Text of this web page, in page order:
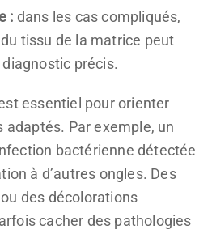
: dans les cas compliqués,
tissu de la matrice peut
précis.
essentiel pour orienter
adaptés. Par exemple, un
bactérienne détectée
à d’autres ongles. Des
des décolorations
cacher des pathologies